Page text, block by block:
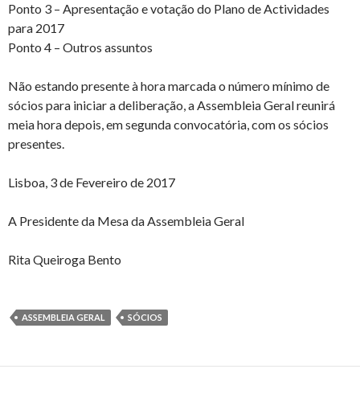
Ponto 3 – Apresentação e votação do Plano de Actividades
para 2017
Ponto 4 – Outros assuntos
Não estando presente à hora marcada o número mínimo de
sócios para iniciar a deliberação, a Assembleia Geral reunirá
meia hora depois, em segunda convocatória, com os sócios
presentes.
Lisboa, 3 de Fevereiro de 2017
A Presidente da Mesa da Assembleia Geral
Rita Queiroga Bento
ASSEMBLEIA GERAL SÓCIOS